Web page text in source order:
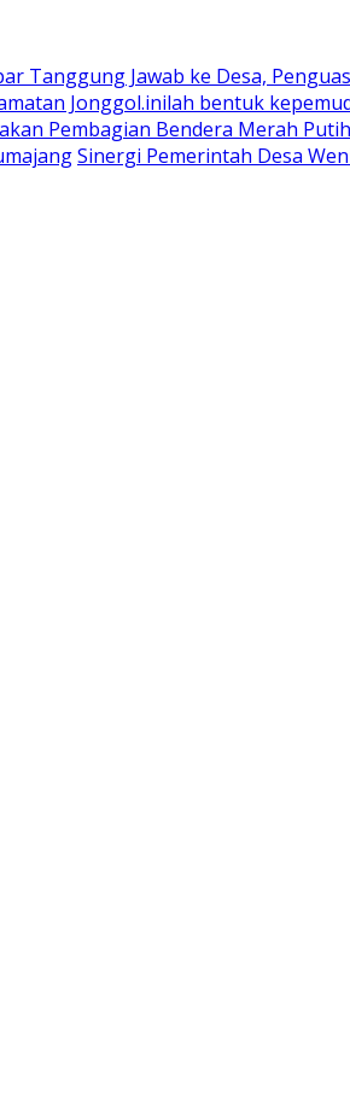
Tanggung Jawab ke Desa,
Jonggol.inilah bentuk
Pembagian Bendera Merah
Sinergi Pemerintah Desa